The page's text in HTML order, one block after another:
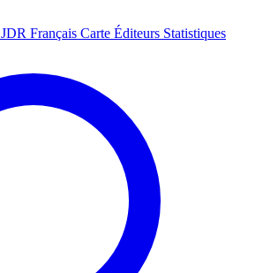
JDR Français Carte Éditeurs Statistiques